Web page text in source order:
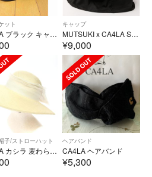
ット
CA4LA ブラック キャスケット
キャップ
MUTSUKI x CA4LA SUN SWITCH CAP
¥9,000
子/ストローハット
CA4LA カシラ 麦わら帽子 リボン ホワイト レディース / 241019002430
ヘアバンド
CA4LA ヘアバンド
¥5,300